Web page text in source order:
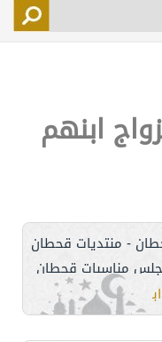
ابنهم
- منتديات قحطان
مناسبات قحطان
"مفلح"